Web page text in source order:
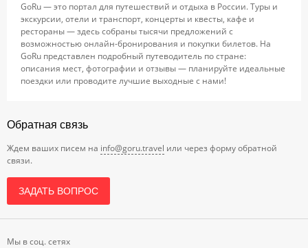
GoRu — это портал для путешествий и отдыха в России. Туры и
экскурсии, отели и транспорт, концерты и квесты, кафе и
рестораны — здесь собраны тысячи предложений с
возможностью онлайн-бронирования и покупки билетов. На
GoRu представлен подробный путеводитель по стране:
описания мест, фотографии и отзывы — планируйте идеальные
поездки или проводите лучшие выходные с нами!
Обратная связь
Ждем ваших писем на info@goru.travel или через форму обратной
связи.
ЗАДАТЬ ВОПРОС
Мы в соц. сетях